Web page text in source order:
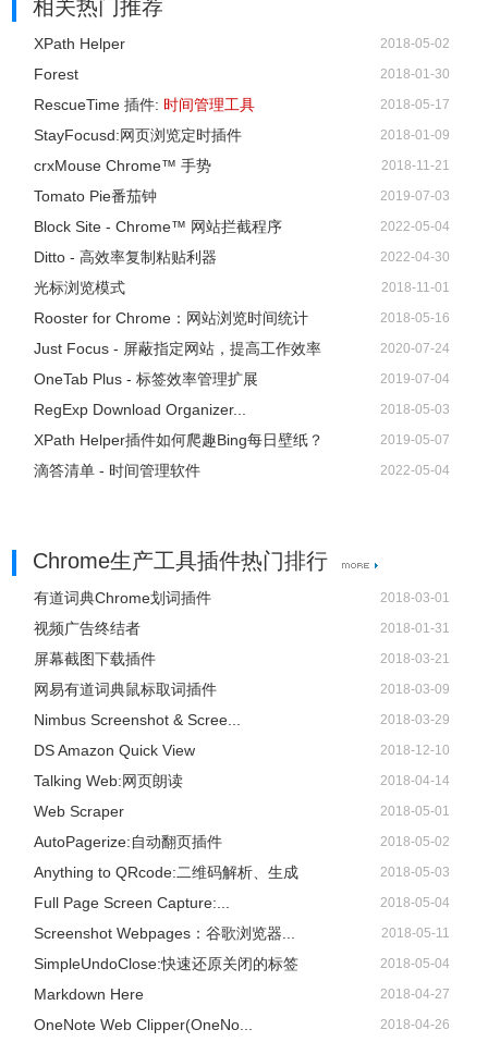
2、新增功能:
多模式切换: 现可针对不同使用场景设置多个不同模式，每个
模式都有独有的计时器设置与高级设置
历史记录浏览：现可查看前 7 天或 30 天的统计数据
迷你模式: 使用快捷键组合 Ctrl (Cmd) + Shift + 0 可切换计时
器迷你模式
无穷循环: 启用后将禁用长休息时段
更多空闲模式高级设置
现可分开设置休息与专注时段是否自动开始
3、变更:
已移除主通知与通知中的控制按钮
1.3.1 版本更新:
1、UI 改善:
设置项目已分类
2、新增功能:
5.0 内置铃声，将在未来更换。
相关热门推荐
XPath Helper 2018-05-02
Forest 2018-01-30
RescueTime 插件: 时间管理工具 2018-05-17
StayFocusd:网页浏览定时插件 2018-01-09
crxMouse Chrome™ 手势 2018-11-21
Tomato Pie番茄钟 2019-07-03
Block Site - Chrome™ 网站拦截程序 2022-05-04
Ditto - 高效率复制粘贴利器 2022-04-30
光标浏览模式 2018-11-01
Rooster for Chrome：网站浏览时间统计 2018-05-16
Just Focus - 屏蔽指定网站，提高工作效率 2020-07-24
OneTab Plus - 标签效率管理扩展 2019-07-04
RegExp Download Organizer... 2018-05-03
XPath Helper插件如何爬趣Bing每日壁纸？ 2019-05-07
滴答清单 - 时间管理软件 2022-05-04
Chrome生产工具插件热门排行
有道词典Chrome划词插件 2018-03-01
视频广告终结者 2018-01-31
屏幕截图下载插件 2018-03-21
网易有道词典鼠标取词插件 2018-03-09
Nimbus Screenshot & Scree... 2018-03-29
DS Amazon Quick View 2018-12-10
Talking Web:网页朗读 2018-04-14
Web Scraper 2018-05-01
AutoPagerize:自动翻页插件 2018-05-02
Anything to QRcode:二维码解析、生成 2018-05-03
Full Page Screen Capture:... 2018-05-04
Screenshot Webpages：谷歌浏览器... 2018-05-11
SimpleUndoClose:快速还原关闭的标签 2018-05-04
Markdown Here 2018-04-27
OneNote Web Clipper(OneNo... 2018-04-26